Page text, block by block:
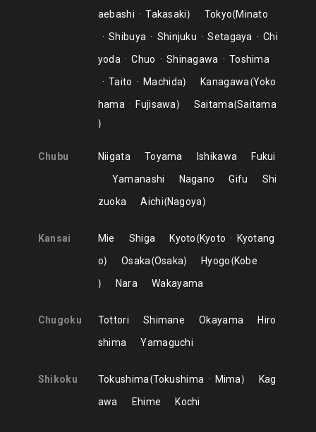
aebashi
Takasaki Tokyo Minato
Shibuya
Shinjuku Setagaya
Chi
yoda
Chuo Shinagawa
Toshima
Taito
Machida Kanagawa Yoko
hama
Fujisawa Saitama Saitama
Chubu Niigata Toyama Ishikawa
Fukui
Yamanashi
Nagano Gifu
Shi
zuoka
Aichi Nagoya
Kansai Mie Shiga Kyoto Kyoto
Kyotang
o
Osaka Osaka Hyogo Kobe
Nara
Wakayama
Chugoku Tottori Shimane Okayama
Hiro
shima
Yamaguchi
Shikoku Tokushima Tokushima Mima
Kag
awa
Ehime Kochi